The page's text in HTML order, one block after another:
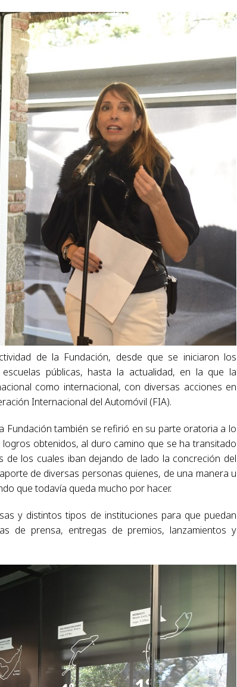
de la Fundación, desde que se iniciaron los
públicas, hasta la actualidad, en la que la
como internacional, con diversas acciones en
Internacional del Automóvil (FIA).
Fundación también se refirió en su parte oratoria a lo
obtenidos, al duro camino que se ha transitado
los cuales iban dejando de lado la concreción del
de diversas personas quienes, de una manera u
que todavía queda mucho por hacer.
y distintos tipos de instituciones para que puedan
de prensa, entregas de premios, lanzamientos y